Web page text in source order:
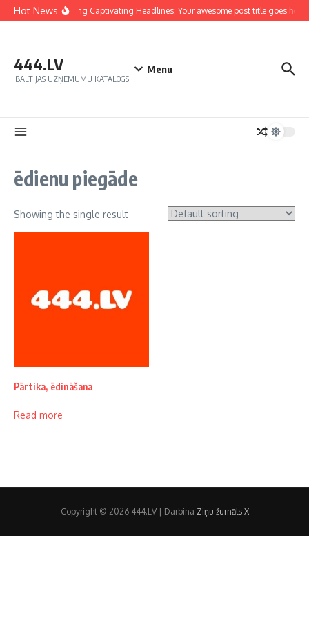
Hot NewsCrafting Captivating Headlines: Your awesome post title goes here
444.LV
BALTIJAS UZŅĒMUMU KATALOGS
Menu
ēdienu piegāde
Showing the single result
Pārtika, ēdināšana
Read more
Copyright © 2026 444.LV | Darbina Ziņu žurnāls X